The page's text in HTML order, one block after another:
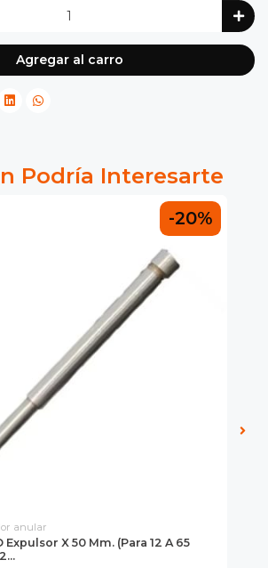
Agregar al carro
Podría Interesarte
-20%
anular
Expulsor X 50 Mm. (para 12 A 65